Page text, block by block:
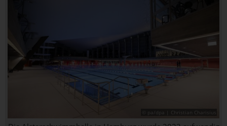
© pa/dpa | Christian Charisius